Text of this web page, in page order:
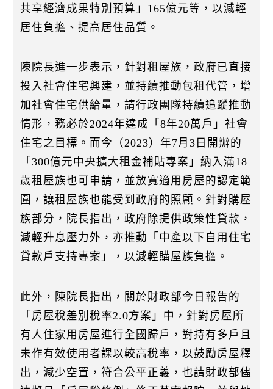
共享經濟成果特別預算」165億元等，以減輕
居住負擔、提高居住品質。
陳院長進一步表示，針對租屋族，政府已直接
投入社會住宅興建，並持續推動包租代管，增
加社會住宅供給量，請行政團隊持續追蹤推動
情形，務必於2024年達成「8年20萬戶」社會
住宅之目標。而今（2023）年7月3日開辦的
「300億元中央擴大租金補貼專案」納入滿18
歲租屋族也可申請，並放寬適用房屋的認定範
圍，讓租屋族也能受到政府的照顧。針對購屋
族部分，院長指出，政府除提供政策性貸款，
減輕升息壓力外，亦推動「中產以下自用住宅
貸款戶支持專案」，以減輕購屋族負擔。
此外，陳院長指出，關於財政部今日報告的
「房屋稅差別稅率2.0方案」中，針對房屋所
有人住家用房屋進行全國歸戶，對持有多戶且
未作有效使用者課以較高稅率，以鼓勵房屋釋
出，減少空置，符合公平正義，也請財政部儘